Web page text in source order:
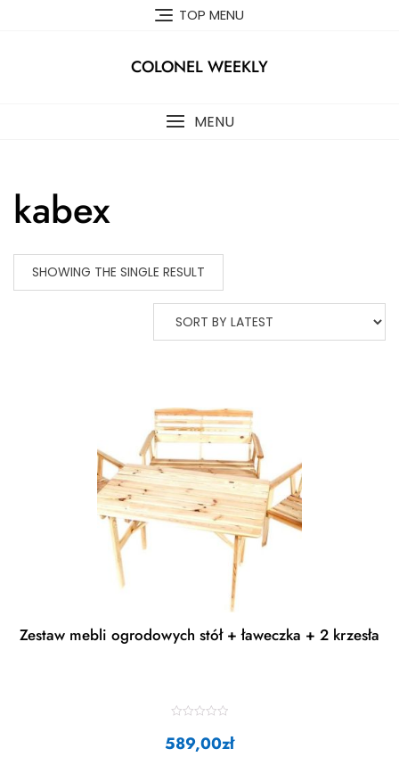
TOP MENU
COLONEL WEEKLY
MENU
kabex
SHOWING THE SINGLE RESULT
Zestaw mebli ogrodowych stół + ławeczka + 2 krzesła
a
t
589,00zł